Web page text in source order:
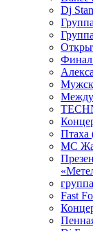
Dj
Финал
Птаха
МС
Fast